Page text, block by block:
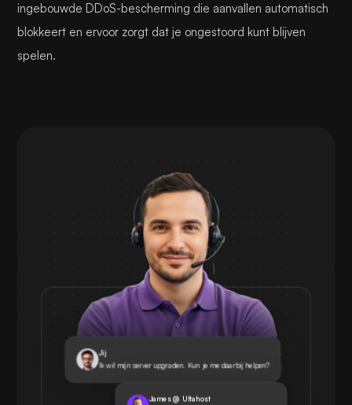
ingebouwde DDoS-bescherming die aanvallen automatisch
blokkeert en ervoor zorgt dat je ongestoord kunt blijven
spelen.
Jij
Ik wil mijn server upgraden. Kun je me daarbij helpen?
James @ Ultahost